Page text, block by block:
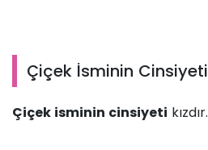
Çiçek İsminin Cinsiyeti
Çiçek isminin cinsiyeti kızdır.